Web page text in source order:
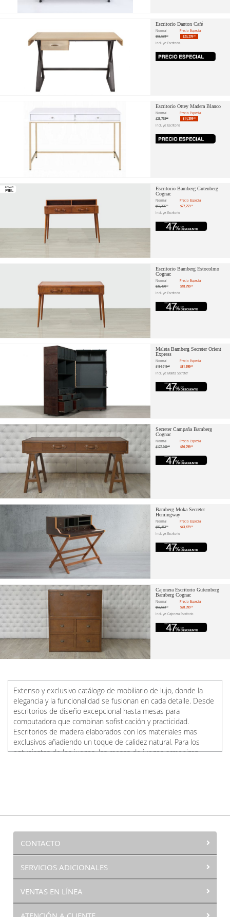
Escritorio Danton Café
Normal
$58,598 .00
Precio Especial
$29,299.00
Incluye: Escritorio.
Escritorio Ottey Madera Blanco
Normal
$28,798 .00
Precio Especial
$14,399.00
Incluye: Escritorio
Escritorio Bamberg Gutenberg
Cognac
Normal
$52,375.85
Precio Especial
$27,759.20
Incluye: Escritorio
Escritorio Bamberg Estocolmo
Cognac
Normal
$35,470.19
Precio Especial
$18,799.20
Incluye: Escritorio
Maleta Bamberg Secreter Orient
Express
Normal
$154,715.47
Precio Especial
$81,999.20
Incluye: Maleta Secreter
Secreter Campaña Bamberg
Cognac
Normal
$107,168 .30
Precio Especial
$56,799.20
Bamberg Moka Secreter
Hemingway
Normal
$82,413.58
Precio Especial
$43,679.20
Incluye: Escritorio
Cajonera Escritorio Gutemberg
Bamberg Cognac
Normal
$53,583.40
Precio Especial
$28,399.20
Incluye: Cajonera Escritorio
Extenso y exclusivo catálogo de mobiliario de lujo, donde la
elegancia y la funcionalidad se fusionan en cada detalle. Desde
escritorios de diseño excepcional hasta mesas para
computadora que combinan sofisticación y practicidad.
Escritorios de madera elaborados con los materiales mas
exclusivos añadiendo un toque de calidez natural. Para los
entusiastas de los juegos, las mesas de juegos armonizan
CONTACTO
SERVICIOS ADICIONALES
VENTAS EN LÍNEA